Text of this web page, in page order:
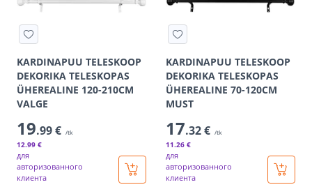
KARDINAPUU TELESKOOP
DEKORIKA TELESKOPAS
ÜHEREALINE 120-210CM
VALGE
19.99 € /tk
12.99 €
для
авторизованного
клиента
KARDINAPUU TELESKOOP
DEKORIKA TELESKOPAS
ÜHEREALINE 70-120CM
MUST
17.32 € /tk
11.26 €
для
авторизованного
клиента